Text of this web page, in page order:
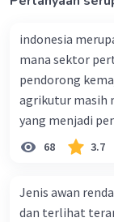
indonesia
mana sektor
pendorong
agrikutur masih
yang menjadi
indonesia
68 3.7
Jenis awan
dan terlihat